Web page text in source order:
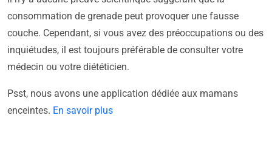
consommation de grenade peut provoquer une fausse
couche. Cependant, si vous avez des préoccupations ou des
inquiétudes, il est toujours préférable de consulter votre
médecin ou votre diététicien.
Psst, nous avons une application dédiée aux mamans
enceintes. En savoir plus